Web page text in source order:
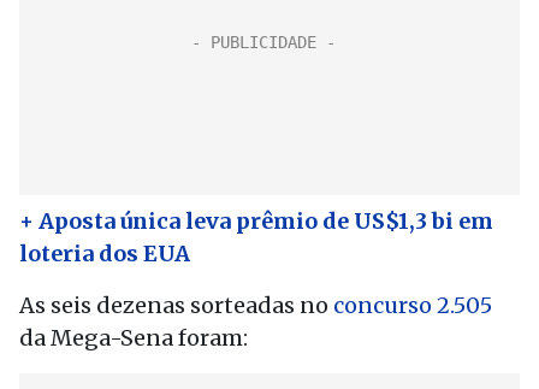
+ Aposta única leva prêmio de US$1,3 bi em
loteria dos EUA
As seis dezenas sorteadas no concurso 2.505
da Mega-Sena foram: